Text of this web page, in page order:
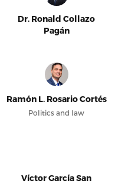
Dr. Ronald Collazo
Pagán
Ramón L. Rosario Cortés
Politics and law
Víctor García San